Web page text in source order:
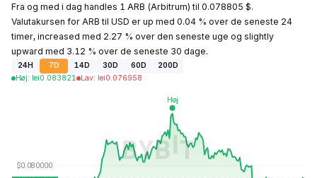
Fra og med i dag handles 1 ARB (Arbitrum) til 0.078805 $.
Valutakursen for ARB til USD er up med 0.04 % over de seneste 24
timer, increased med 2.27 % over den seneste uge og slightly
upward med 3.12 % over de seneste 30 dage.
24H 7D 14D 30D 60D
200D
Høj: lei0.083821 Lav: lei0.076958